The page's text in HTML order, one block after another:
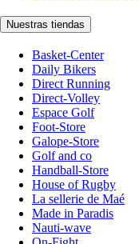
Nuestras tiendas
Basket-Center
Daily Bikers
Direct Running
Direct-Volley
Espace Golf
Foot-Store
Galope-Store
Golf and co
Handball-Store
House of Rugby
La sellerie de Maé
Made in Paradis
Nauti-wave